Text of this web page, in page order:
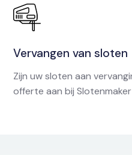
Vervangen van sloten
Zijn uw sloten aan
offerte aan bij